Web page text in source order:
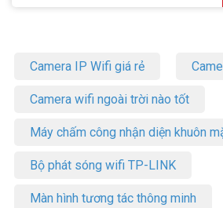
Camera IP Wifi giá rẻ
Camera wifi ngoài trời nào tốt
Máy chấm công nhận diện khuôn
Bộ phát sóng wifi TP-LINK
Màn hình tương tác thông minh